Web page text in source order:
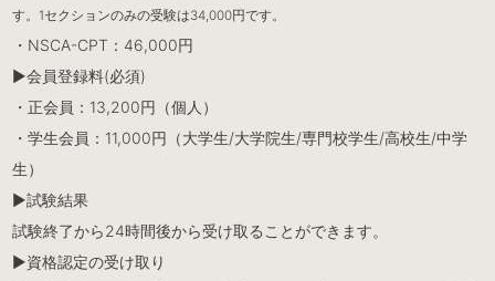
す。1セクションのみの受験は34,000円です。
・NSCA-CPT：46,000円
▶︎会員登録料(必須)
・正会員：13,200円（個人）
・学生会員：11,000円（大学生/大学院生/専門校学生/高校生/中学
生）
▶︎試験結果
試験終了から24時間後から受け取ることができます。
▶︎資格認定の受け取り